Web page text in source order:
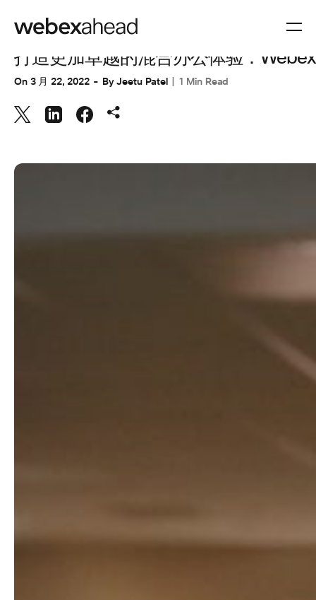
CUSTOMER STORIES,CUSTOMER STORIES
打造更加卓越的混合办公体验：
On 3 月 22, 2022 ByJeetu Patel 1 Min Read